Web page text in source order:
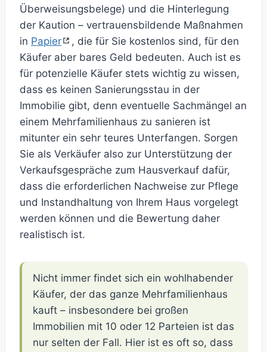
Überweisungsbelege) und die Hinterlegung
der Kaution – vertrauensbildende Maßnahmen
in Papier
, die für Sie kostenlos sind, für den
Käufer aber bares Geld bedeuten. Auch ist es
für potenzielle Käufer stets wichtig zu wissen,
dass es keinen Sanierungsstau in der
Immobilie gibt, denn eventuelle Sachmängel an
einem Mehrfamilienhaus zu sanieren ist
mitunter ein sehr teures Unterfangen. Sorgen
Sie als Verkäufer also zur Unterstützung der
Verkaufsgespräche zum Hausverkauf dafür,
dass die erforderlichen Nachweise zur Pflege
und Instandhaltung von Ihrem Haus vorgelegt
werden können und die Bewertung daher
realistisch ist.
Nicht immer findet sich ein wohlhabender
Käufer, der das ganze Mehrfamilienhaus
kauft – insbesondere bei großen
Immobilien mit 10 oder 12 Parteien ist das
nur selten der Fall. Hier ist es oft so, dass